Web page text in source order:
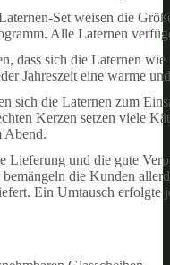
Set weisen die
Alle Laternen
dass sich die Laternen
Jahreszeit eine warme
sich die Laternen zum
Kerzen setzen viele
Abend.
Lieferung und die gute
die Kunden
Ein Umtausch erfolgte